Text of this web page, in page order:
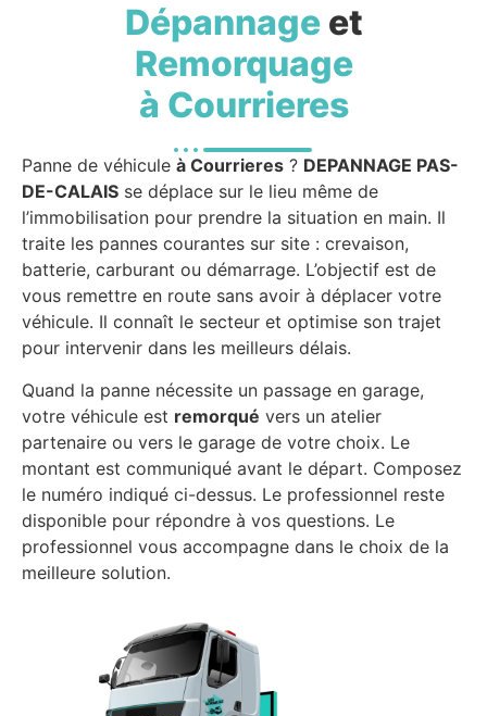
Dépannageet
Remorquage
à Courrieres
Panne de véhicule à Courrieres ? DEPANNAGE PAS-
DE-CALAIS se déplace sur le lieu même de
l’immobilisation pour prendre la situation en main. Il
traite les pannes courantes sur site : crevaison,
batterie, carburant ou démarrage. L’objectif est de
vous remettre en route sans avoir à déplacer votre
véhicule. Il connaît le secteur et optimise son trajet
pour intervenir dans les meilleurs délais.
Quand la panne nécessite un passage en garage,
votre véhicule est remorqué vers un atelier
partenaire ou vers le garage de votre choix. Le
montant est communiqué avant le départ. Composez
le numéro indiqué ci-dessus. Le professionnel reste
disponible pour répondre à vos questions. Le
professionnel vous accompagne dans le choix de la
meilleure solution.